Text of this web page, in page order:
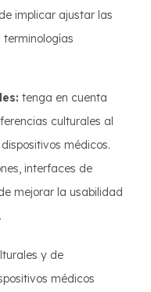
implicar ajustar las
tenga en cuenta
culturales al
médicos.
interfaces de
mejorar la usabilidad
y de
médicos